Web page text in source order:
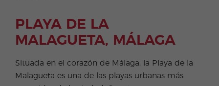
PLAYA DE LA
MALAGUETA, MÁLAGA
Situada en el corazón de Málaga, la Playa de la
Malagueta es una de las playas urbanas más